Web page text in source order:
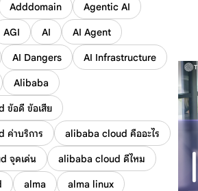
Adddomain Agentic AI
AGI AI AI Agent
AI Dangers AI Infrastructure
Alibaba
ข้อดี ข้อเสีย
ค่าบริการ alibaba cloud คืออะไร
จุดเด่น alibaba cloud ดีไหม
alma alma linux